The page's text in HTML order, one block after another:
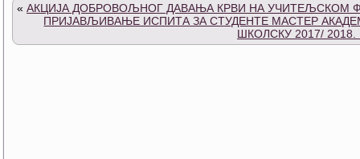
« АКЦИЈА ДОБРОВОЉНОГ ДАВАЊА КРВИ НА УЧИТЕЉСКОМ
ПРИЈАВЉИВАЊЕ ИСПИТА ЗА СТУДЕНТЕ МАСТЕР
ШКОЛСКУ 2017/